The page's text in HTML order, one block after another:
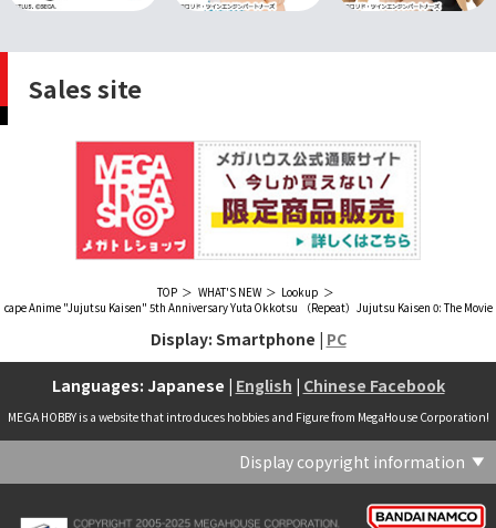
Sales site
TOP WHAT'S NEW
Lookup
cape Anime "Jujutsu Kaisen" 5th Anniversary Yuta Okkotsu （Repeat）Jujutsu Kaisen 0: The Movie
Display: Smartphone | PC
Languages: Japanese | English | Chinese Facebook
MEGA HOBBY is a website that introduces hobbies and Figure from MegaHouse Corporation!
Display copyright information